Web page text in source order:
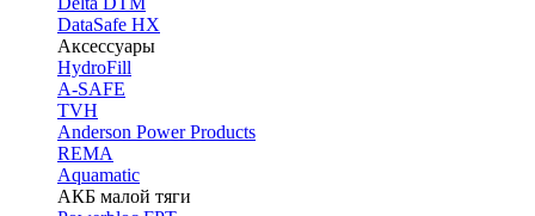
DataSafe HX
Аксессуары
HydroFill
A-SAFE
TVH
Anderson Power Products
REMA
Aquamatic
АКБ малой тяги